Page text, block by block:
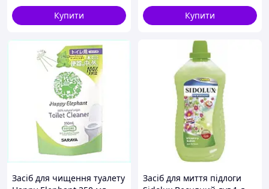
Купити
Купити
Засіб для чищення туалету
Засіб для миття підлоги